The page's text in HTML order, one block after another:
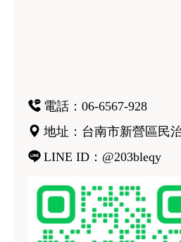
電話：06-6567-928
地址：台南市新營區民
LINE ID：@203bleqy